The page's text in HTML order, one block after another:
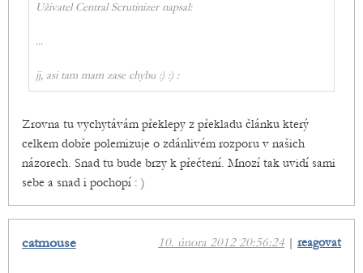
Uživatel Central Scrutinizer napsal:
...
jj, asi tam mam zase chybu :) :) :
Zrovna tu vychytávám překlepy z překladu článku který
celkem dobře polemizuje o zdánlivém rozporu v našich
názorech. Snad tu bude brzy k přečtení. Mnozí tak uvidí sami
sebe a snad i pochopí : )
10. února 2012 20:56:24 | reagovat
catmouse